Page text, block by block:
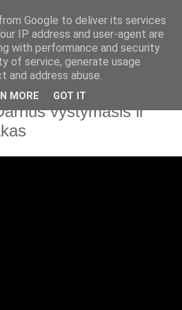
penktadienis
platformos
vystymasis ir
Google to deliver its services
IP address and user-agent are
with performance and security
of service, generate usage
address abuse.
MORE GOT IT